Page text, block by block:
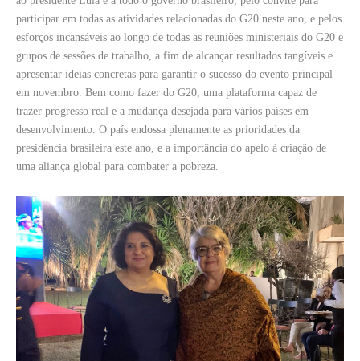
participar em todas as atividades relacionadas do G20 neste ano, e pelos
esforços incansáveis ​​ao longo de todas as reuniões ministeriais do G20 e
grupos de sessões de trabalho, a fim de alcançar resultados tangíveis e
apresentar ideias concretas para garantir o sucesso do evento principal
em novembro. Bem como fazer do G20, uma plataforma capaz de
trazer progresso real e a mudança desejada para vários países em
desenvolvimento. O país endossa plenamente as prioridades da
presidência brasileira este ano, e a importância do apelo à criação de
uma aliança global para combater a pobreza.